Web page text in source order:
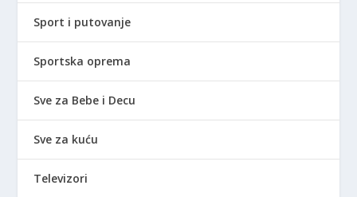
Sport i putovanje
Sportska oprema
Sve za Bebe i Decu
Sve za kuću
Televizori